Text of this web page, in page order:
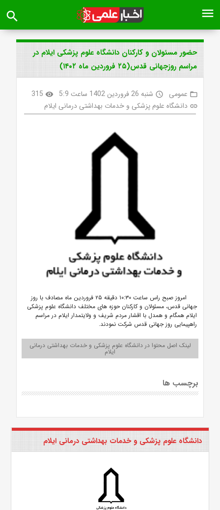
menu
search
حضور مسئولان و کارکنان دانشگاه علوم پزشکی ایلام در
مراسم روزجهانی قدس(۲۵ فروردین ماه ۱۴۰۲)
folder_open عمومی access_time شنبه 26 فروردین 1402 ساعت 5:9 visibility
315
link دانشگاه علوم پزشکی و خدمات بهداشتی درمانی ایلام
امروز صبح راس ساعت ۱۰:۳۰ دقیقه ۲۵ فروردین ماه مصادف با روز
جهانی قدس، مسئولان و کارکنان حوزه های مختلف دانشگاه علوم پزشکی
ایلام همگام و همدل با اقشار مردم شریف و ولایتمدار ایلام در مراسم
راهپیمایی روز جهانی قدس شرکت نمودند.
لینک اصل محتوا در دانشگاه علوم پزشکی و خدمات بهداشتی درمانی
ایلام
برچسب ها
دانشگاه علوم پزشکی و خدمات بهداشتی درمانی ایلام